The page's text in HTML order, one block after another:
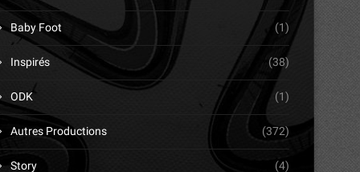
Baby Foot (1)
Inspirés (38)
ODK (1)
Autres Productions (372)
Story (4)